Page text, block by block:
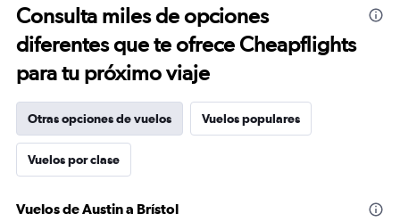
Consulta miles de opciones
diferentes que te ofrece Cheapflights
para tu próximo viaje
Otras opciones de vuelos Vuelos populares
Vuelos por clase
Vuelos de Austin a Brístol